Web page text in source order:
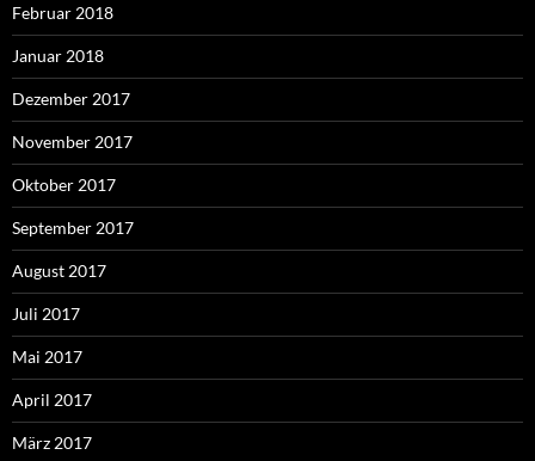
Februar 2018
Januar 2018
Dezember 2017
November 2017
Oktober 2017
September 2017
August 2017
Juli 2017
Mai 2017
April 2017
März 2017